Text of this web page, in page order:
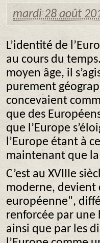
mardi 28 août
L’identité de
au cours du
moyen âge, il
purement
concevaient
que des
que l’Europe
l’Europe étant à
maintenant que
C’est au XVIIIe
moderne, devient
européenne",
renforcée par une
ainsi que par les